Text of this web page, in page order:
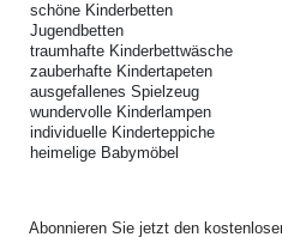
schöne Kinderbetten
Jugendbetten
traumhafte Kinderbettwäsche
zauberhafte Kindertapeten
ausgefallenes Spielzeug
wundervolle Kinderlampen
individuelle Kinderteppiche
heimelige Babymöbel
Abonnieren Sie jetzt den